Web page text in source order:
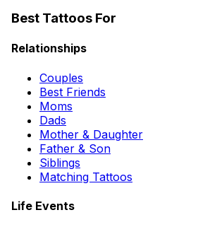
Best Tattoos For
Relationships
Couples
Best Friends
Moms
Dads
Mother & Daughter
Father & Son
Siblings
Matching Tattoos
Life Events